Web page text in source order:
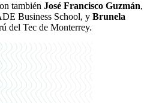
también José Francisco Guzmán,
Business School, y Brunela
del Tec de Monterrey.